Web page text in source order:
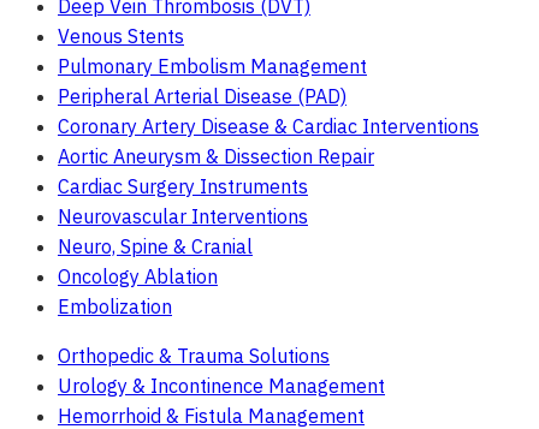
Deep Vein Thrombosis (DVT)
Venous Stents
Pulmonary Embolism Management
Peripheral Arterial Disease (PAD)
Coronary Artery Disease & Cardiac Interventions
Aortic Aneurysm & Dissection Repair
Cardiac Surgery Instruments
Neurovascular Interventions
Neuro, Spine & Cranial
Oncology Ablation
Embolization
Orthopedic & Trauma Solutions
Urology & Incontinence Management
Hemorrhoid & Fistula Management